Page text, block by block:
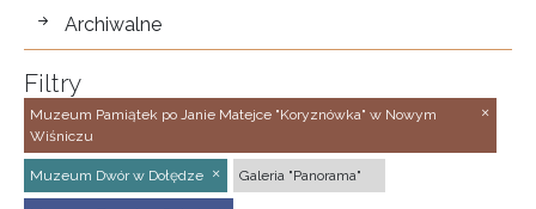
Archiwalne
Filtry
Muzeum Pamiątek po Janie Matejce "Koryznówka" w Nowym
Wiśniczu
Muzeum Dwór w Dołędze Galeria "Panorama"